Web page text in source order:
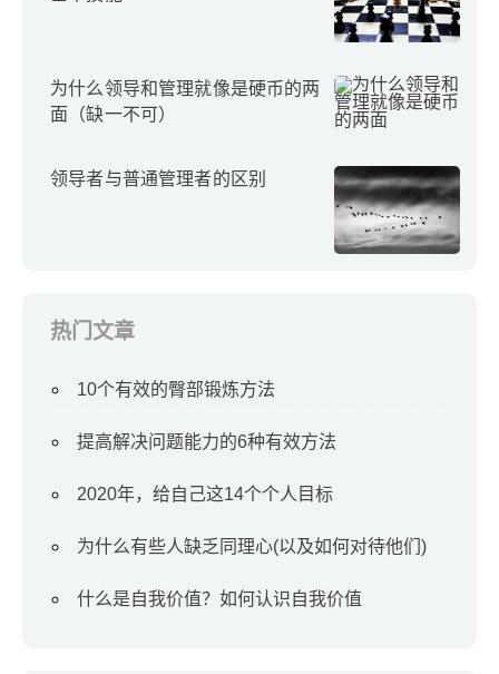
为什么领导和管理就像是硬币的两
面（缺一不可）
领导者与普通管理者的区别
热门文章
10个有效的臀部锻炼方法
提高解决问题能力的6种有效方法
2020年，给自己这14个个人目标
为什么有些人缺乏同理心(以及如何对待他们)
什么是自我价值？如何认识自我价值